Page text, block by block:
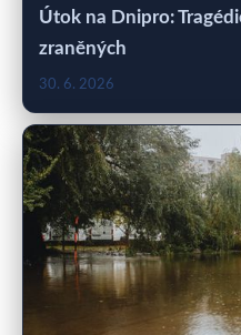
Útok na Dnipro:
zraněných
30. 6. 2026